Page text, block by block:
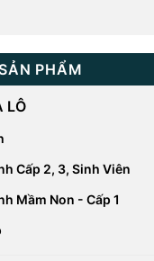
PHẨM
LÔ
Cấp 2, 3, Sinh Viên
Mầm Non - Cấp 1